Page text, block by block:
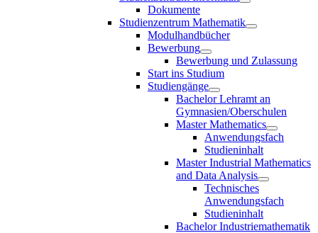
Dokumente
Studienzentrum Mathematik
Modulhandbücher
Bewerbung
Bewerbung und Zulassung
Start ins Studium
Studiengänge
Bachelor Lehramt an
Gymnasien/Oberschulen
Master Mathematics
Anwendungsfach
Studieninhalt
Master Industrial Mathematics
and Data Analysis
Technisches
Anwendungsfach
Studieninhalt
Bachelor Industriemathematik